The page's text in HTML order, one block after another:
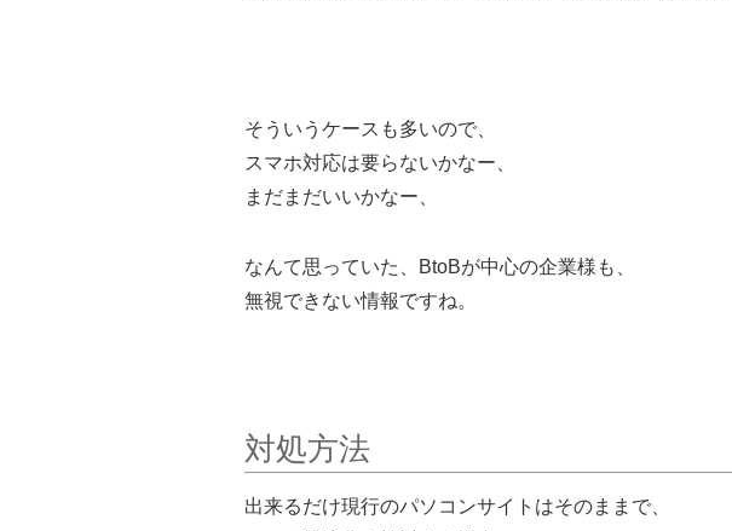
そういうケースも多いので、
スマホ対応は要らないかなー、
まだまだいいかなー、
なんて思っていた、BtoBが中心の企業様も、
無視できない情報ですね。
対処方法
出来るだけ現行のパソコンサイトはそのままで、